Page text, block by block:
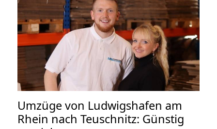
Umzüge von Ludwigshafen am
Rhein nach Teuschnitz: Günstig